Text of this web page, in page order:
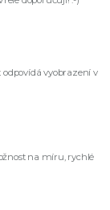
odpovídá vyobrazení v
na míru, rychlé